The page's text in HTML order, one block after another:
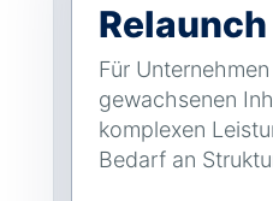
Relaunch
Für
gewachsenen
komplexen
Bedarf an